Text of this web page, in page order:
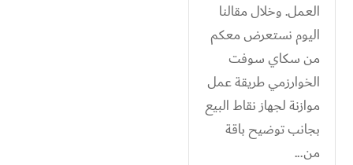
العمل. وخلال مقالنا
اليوم نستعرض معكم
من سكاي سوفت
الخوارزمي طريقة عمل
موازنة لجهاز نقاط البيع
بجانب توضيح باقة
من...